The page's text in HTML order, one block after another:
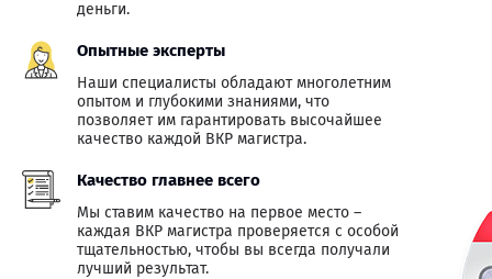
деньги.
Опытные эксперты
Наши специалисты обладают многолетним
опытом и глубокими знаниями, что
позволяет им гарантировать высочайшее
качество каждой ВКР магистра.
Качество главнее всего
Мы ставим качество на первое место –
каждая ВКР магистра проверяется с особой
тщательностью, чтобы вы всегда получали
лучший результат.